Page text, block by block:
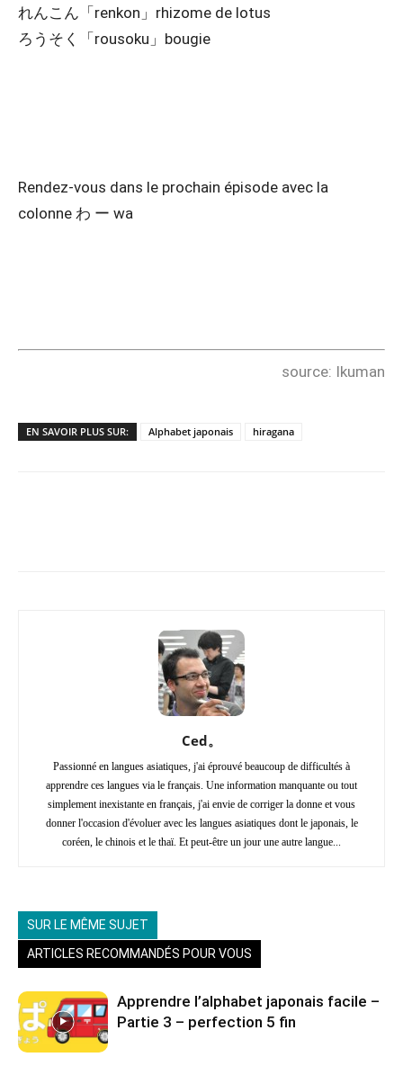
れんこん「renkon」rhizome de lotus
ろうそく「rousoku」bougie
Rendez-vous dans le prochain épisode avec la
colonne わ ー wa
source: Ikuman
EN SAVOIR PLUS SUR: Alphabet japonais hiragana
Ced。
Passionné en langues asiatiques, j'ai éprouvé beaucoup de difficultés à
apprendre ces langues via le français. Une information manquante ou tout
simplement inexistante en français, j'ai envie de corriger la donne et vous
donner l'occasion d'évoluer avec les langues asiatiques dont le japonais, le
coréen, le chinois et le thaï. Et peut-être un jour une autre langue...
SUR LE MÊME SUJET
ARTICLES RECOMMANDÉS POUR VOUS
Apprendre l’alphabet japonais facile –
Partie 3 – perfection 5 fin